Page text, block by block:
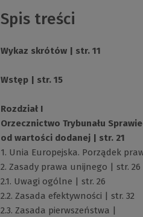
Spis treści
Wykaz skrótów | str. 11
Wstęp | str. 15
Rozdział I
Orzecznictwo Trybunału
od wartości dodanej | str. 21
1. Unia Europejska. Porządek
2. Zasady prawa unijnego | str. 26
2.1. Uwagi ogólne | str. 26
2.2. Zasada efektywności | str. 32
2.3. Zasada pierwszeństwa |